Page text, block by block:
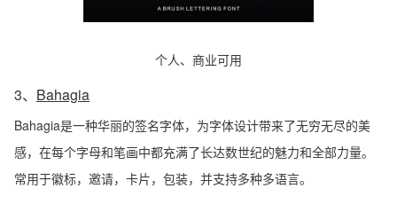
个人、商业可用
3、 Bahagia
Bahagia是一种华丽的签名字体，为字体设计带来了无穷无尽的美
感，在每个字母和笔画中都充满了长达数世纪的魅力和全部力量。
常用于徽标，邀请，卡片，包装，并支持多种多语言。